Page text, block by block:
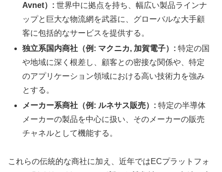
Avnet）: 世界中に拠点を持ち、幅広い製品ラインナ
ップと巨大な物流網を武器に、グローバルな大手顧
客に包括的なサービスを提供する。
独立系国内商社（例: マクニカ, 加賀電子）: 特定の国
や地域に深く根差し、顧客との密接な関係や、特定
のアプリケーション領域における高い技術力を強み
とする。
メーカー系商社（例: ルネサス販売）: 特定の半導体
メーカーの製品を中心に扱い、そのメーカーの販売
チャネルとして機能する。
これらの伝統的な商社に加え、近年ではECプラットフォ